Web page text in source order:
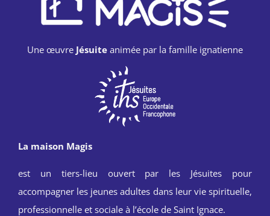
Une œuvre Jésuite animée par la famille ignatienne
La maison Magis
est un tiers-lieu ouvert par les Jésuites pour
accompagner les jeunes adultes dans leur vie spirituelle,
professionnelle et sociale à l’école de Saint Ignace.